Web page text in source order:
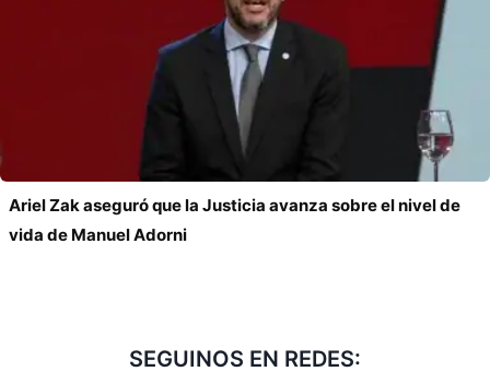
Ariel Zak aseguró que la Justicia avanza sobre el nivel de
vida de Manuel Adorni
SEGUINOS EN REDES: